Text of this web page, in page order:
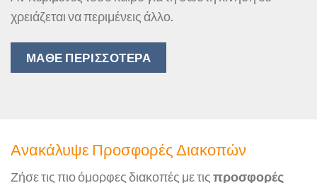
χρειάζεται να περιμένεις άλλο.
ΜΑΘΕ ΠΕΡΙΣΣΟΤΕΡΑ
Ανακάλυψε Προσφορές Διακοπών
Ζήσε τις πιο όμορφες διακοπές με τιςπροσφορές